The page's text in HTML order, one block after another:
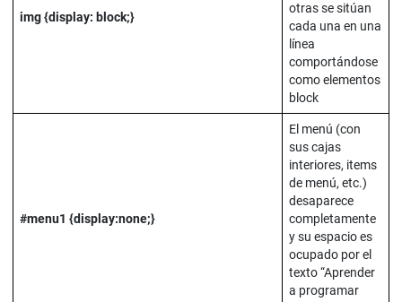
img {display: block;}
otras se sitúan
cada una en una
línea
comportándose
como elementos
block
#menu1 {display:none;}
El menú (con
sus cajas
interiores, items
de menú, etc.)
desaparece
completamente
y su espacio es
ocupado por el
texto “Aprender
a programar